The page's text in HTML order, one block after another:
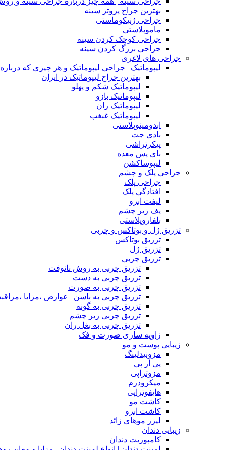
بهترین جراح پروتز سینه
جراحی ژنیکوماستی
ماموپلاستی
جراحی کوچک کردن سینه
جراحی بزرگ کردن سینه
جراحی های لاغری
لیپوماتیک | جراحی لیپوماتیک و هر چیزی که درباره
بهترین جراح لیپوماتیک در ایران
لیپوماتیک شکم و پهلو
لیپوماتیک بازو
لیپوماتیک ران
لیپوماتیک غبغب
ابدومینوپلاستی
بادی‌ جت
پیکرتراشی
بای پس معده
لیپوساکشن
جراحی پلک و چشم
جراحی پلک
افتادگی پلک
لیفت ابرو
پف زیر چشم
بلفاروپلاستی
تزریق ژل و بوتاکس و چربی
تزریق بوتاکس
تزریق ژل
تزریق چربی
تزریق چربی به روش نانوفت
تزریق چربی به دست
تزریق چربی به صورت
تزریق چربی به باسن | عوارض ،مزایا
تزریق چربی به گونه
تزریق چربی زیر چشم
تزریق چربی به بغل ران
زاویه سازی صورت و فک
زیبایی پوست و مو
مزونیدلینگ
پی آر پی
مزوتراپی
میکرودرم
هایفوتراپی
کاشت مو
کاشت ابرو
لیزر موهای زائد
زیبایی دندان
کامپوزیت دندان